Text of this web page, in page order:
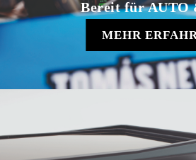
Bereit für AUTO
MEHR